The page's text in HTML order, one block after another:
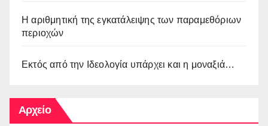
Η αριθμητική της εγκατάλειψης των παραμεθόριων
περιοχών
Εκτός από την Ιδεολογία υπάρχει και η μοναξιά…
Αρχείο